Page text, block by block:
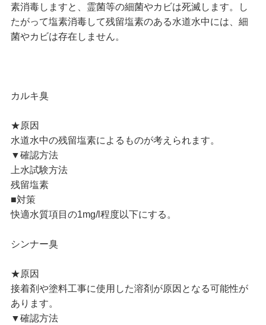
素消毒しますと、霊菌等の細菌やカビは死滅します。し
たがって塩素消毒して残留塩素のある水道水中には、細
菌やカビは存在しません。
カルキ臭
★原因
水道水中の残留塩素によるものが考えられます。
▼確認方法
上水試験方法
残留塩素
■対策
快適水質項目の1mg/l程度以下にする。
シンナー臭
★原因
接着剤や塗料工事に使用した溶剤が原因となる可能性が
あります。
▼確認方法